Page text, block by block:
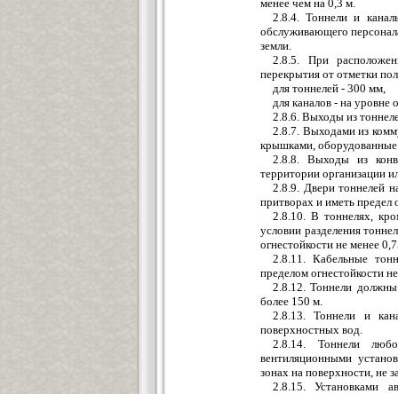
менее чем на 0,3 м.
2.8.4. Тоннели и
обслуживающего
земли.
2.8.5. При
перекрытия от отметки
для тоннелей - 300 мм,
для каналов - на уровне
2.8.6. Выходы из
2.8.7. Выходами из
крышками,
2.8.8. Выходы из
территории организации
2.8.9. Двери тоннелей
притворах и иметь предел
2.8.10. В тоннелях,
условии разделения
огнестойкости не менее
2.8.11. Кабельные
пределом огнестойкости
2.8.12. Тоннели
более 150 м.
2.8.13. Тоннели и
поверхностных вод.
2.8.14. Тоннели
вентиляционными
зонах на поверхности, не
2.8.15. Установками